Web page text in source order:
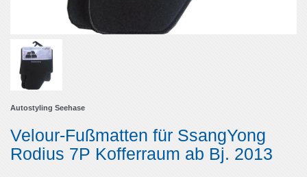
Autostyling Seehase
Velour-Fußmatten für SsangYong
Rodius 7P Kofferraum ab Bj. 2013